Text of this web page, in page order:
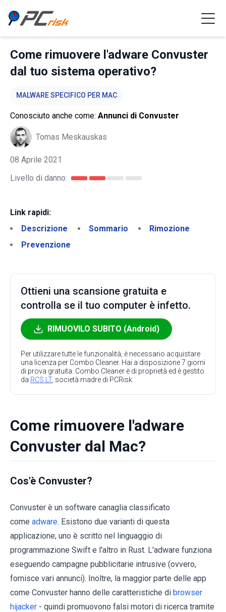
Come rimuovere l'adware Convuster
dal tuo sistema operativo?
MALWARE SPECIFICO PER MAC
Conosciuto anche come: Annunci di Convuster
Tomas Meskauskas
08 Aprile 2021
Livello di danno:
Link rapidi:
Descrizione
Sommario
Rimozione
Prevenzione
Ottieni una scansione gratuita e
controlla se il tuo computer è infetto.
RIMUOVILO SUBITO (Android)
Per utilizzare tutte le funzionalità, è necessario acquistare
una licenza per Combo Cleaner. Hai a disposizione 7 giorni
di prova gratuita. Combo Cleaner è di proprietà ed è gestito
da RCS LT, società madre di PCRisk.
Come rimuovere l'adware
Convuster dal Mac?
Cos'è Convuster?
Convuster è un software canaglia classificato
come adware. Esistono due varianti di questa
applicazione; uno è scritto nel linguaggio di
programmazione Swift e l'altro in Rust. L'adware funziona
eseguendo campagne pubblicitarie intrusive (ovvero,
fornisce vari annunci). Inoltre, la maggior parte delle app
come Convuster hanno delle caratteristiche di browser
hijacker - quindi promuovono falsi motori di ricerca tramite